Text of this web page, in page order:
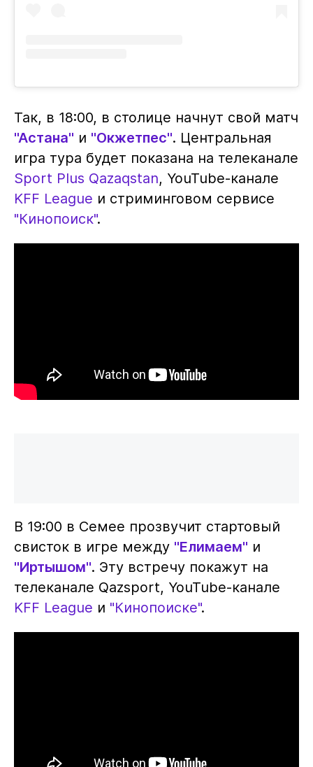
Так, в 18:00, в столице начнут свой матч
"Астана" и "Окжетпес". Центральная
игра тура будет показана на телеканале
Sport Plus Qazaqstan, YouTube-канале
KFF League и стриминговом сервисе
"Кинопоиск".
В 19:00 в Семее прозвучит стартовый
свисток в игре между "Елимаем" и
"Иртышом". Эту встречу покажут на
телеканале Qazsport, YouTube-канале
KFF League и "Кинопоиске".